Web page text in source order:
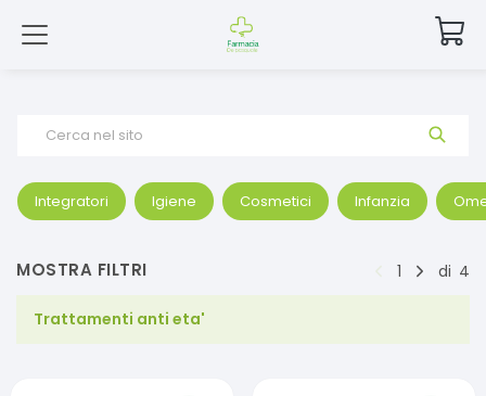
Cerca nel sito
Integratori Igiene Cosmetici Infanzia
MOSTRA FILTRI 1 di 4
Trattamenti anti eta'